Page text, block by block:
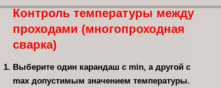
Контроль температуры между
проходами (многопроходная
сварка)
Выберите один карандаш с min, а другой с
max допустимым значением температуры.